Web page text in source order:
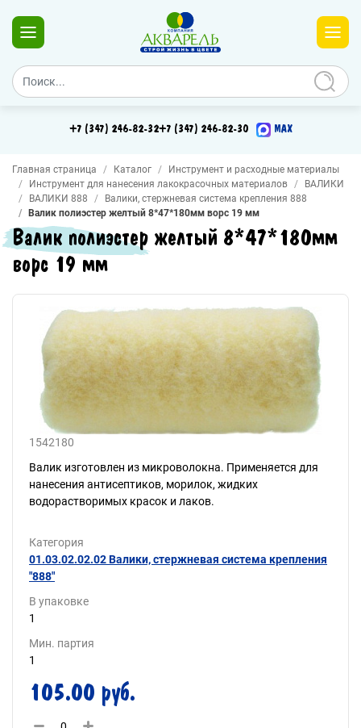
+7 (347) 246-82-32+7 (347) 246-82-30 MAX
Главная страница Каталог
Инструмент и расходные материалы
Инструмент для нанесения лакокрасочных материалов
ВАЛИКИ
ВАЛИКИ 888
Валики, стержневая система крепления 888
Валик полиэстер желтый 8*47*180мм ворс 19 мм
Валик полиэстер желтый 8*47*180мм
ворс 19 мм
1542180
Валик изготовлен из микроволокна. Применяется для
нанесения антисептиков, морилок, жидких
водорастворимых красок и лаков.
Категория
01.03.02.02.02 Валики, стержневая система крепления
"888"
В упаковке
1
Мин. партия
1
105.00 руб.